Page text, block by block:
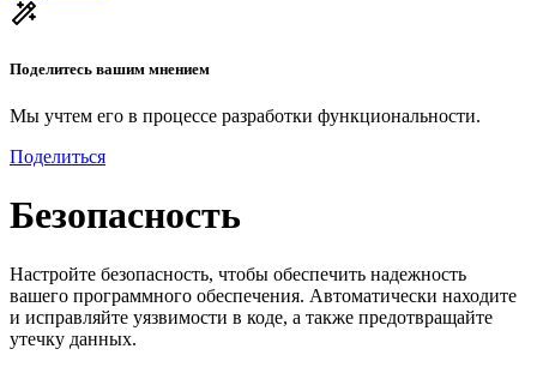
Поделитесь вашим мнением
Мы учтем его в процессе разработки функциональности.
Поделиться
Безопасность
Настройте безопасность, чтобы обеспечить надежность
вашего программного обеспечения. Автоматически находите
и исправляйте уязвимости в коде, а также предотвращайте
утечку данных.